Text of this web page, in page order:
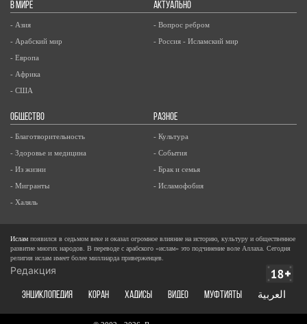
В МИРЕ
- Азия
- Арабский мир
- Европа
- Африка
- США
АКТУАЛЬНО
- Вопрос ребром
- Россия - Исламский мир
ОБЩЕСТВО
- Благотворительность
- Здоровье и медицина
- Из жизни
- Мигранты
- Халяль
РАЗНОЕ
- Культура
- События
- Брак и семья
- Исламофобия
Ислам появился в седьмом веке и оказал огромное влияние на историю, культуру и общественное
развитие многих народов. В переводе с арабского «ислам» это подчинение воле Аллаха. Сегодня
религия ислам имеет более миллиарда приверженцев.
Редакция
ЭНЦИКЛОПЕДИЯ КОРАН ХАДИСЫ ВИДЕО Муфтияты العربية